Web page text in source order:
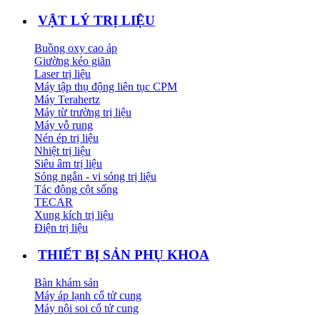
VẬT LÝ TRỊ LIỆU
Buồng oxy cao áp
Giường kéo giãn
Laser trị liệu
Máy tập thụ động liên tục CPM
Máy Terahertz
Máy từ trường trị liệu
Máy vỗ rung
Nén ép trị liệu
Nhiệt trị liệu
Siêu âm trị liệu
Sóng ngắn - vi sóng trị liệu
Tác động cột sống
TECAR
Xung kích trị liệu
Điện trị liệu
THIẾT BỊ SẢN PHỤ KHOA
Bàn khám sản
Máy áp lạnh cổ tử cung
Máy nội soi cổ tử cung